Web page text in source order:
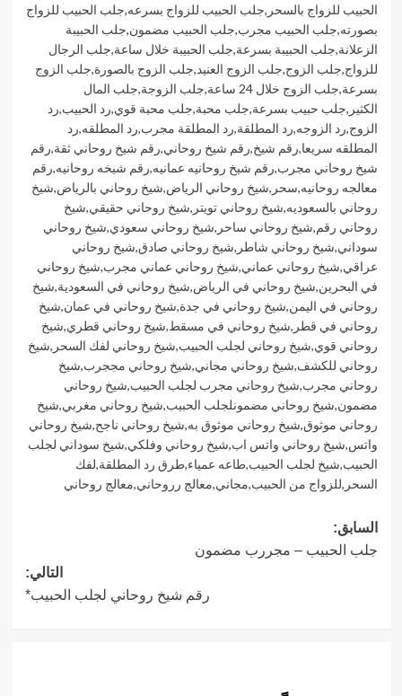
الحبيب للزواج بالسحر ,جلب الحبيب للزواج بسرعه,جلب الحبيب للزواج
بصورته,جلب الحبيب مجرب,جلب الحبيب مضمون,جلب الحبيبة
الزعلانة,جلب الحبيبة بسرعة,جلب الحبيبة خلال ساعة,جلب الرجال
للزواج,جلب الزوج,جلب الزوج العنيد,جلب الزوج بالصورة,جلب الزوج
بسرعة,جلب الزوج خلال 24 ساعة ,جلب الزوجة,جلب المال
الكثير ,جلب حبيب بسرعة,جلب محبة,جلب محبة قوي,رد الحبيب,رد
الزوج,رد الزوجه,رد المطلقة,رد المطلقة مجرب,رد المطلقه,رد
المطلقه سريعا,رقم شيخ,رقم شيخ روحاني,رقم شيخ روحاني ثقة,رقم
شيخ روحاني مجرب,رقم شيخ روحانيه عمانيه,رقم شيخه روحانيه,رقم
معالجه روحانيه,سحر ,شيخ روحاني الرياض,شيخ روحاني بالرياض,شيخ
روحاني بالسعوديه,شيخ روحاني تويتر ,شيخ روحاني حقيقي,شيخ
روحاني رقم,شيخ روحاني ساحر ,شيخ روحاني سعودي,شيخ روحاني
سوداني,شيخ روحاني شاطر ,شيخ روحاني صادق,شيخ روحاني
عراقي,شيخ روحاني عماني,شيخ روحاني عماني مجرب,شيخ روحاني
في البحرين,شيخ روحاني في الرياض,شيخ روحاني في السعودية,شيخ
روحاني في اليمن,شيخ روحاني في جدة,شيخ روحاني في عمان,شيخ
روحاني في قطر ,شيخ روحاني في مسقط,شيخ روحاني قطري,شيخ
روحاني قوي,شيخ روحاني لجلب الحبيب,شيخ روحاني لفك السحر ,شيخ
روحاني للكشف,شيخ روحاني مجاني,شيخ روحاني مججرب,شيخ
روحاني مجرب,شيخ روحاني مجرب لجلب الحبيب,شيخ روحاني
مضمون,شيخ روحاني مضمونلجلب الحبيب,شيخ روحاني مغربي,شيخ
روحاني موثوق,شيخ روحاني موثوق به,شيخ روحاني ناجح,شيخ روحاني
واتس,شيخ روحاني واتس اب,شيخ روحاني وفلكي,شيخ سوداني لجلب
الحبيب,شيخ لجلب الحبيب,طاعه عمياء,طرق رد المطلقة,لفك
السحر ,للزواج من الحبيب,مجاني,معالج رروحاني,معالج روحاني
تصفّح
المقالات
السابق:
جلب الحبيب – مجررب مضمون
التالي:
رقم شيخ روحاني لجلب الحبيب*